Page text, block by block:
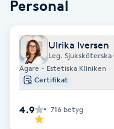
Enzympeeling
Personal
Ulrika Iversen
Leg.
Ägare - Estetiska Kliniken
Certifikat
4.9 716 betyg